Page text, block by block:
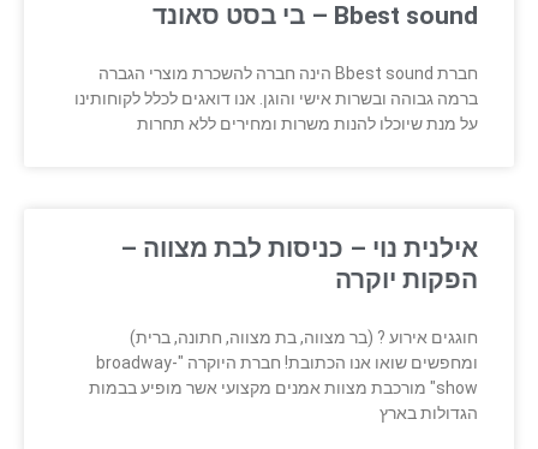
Bbest sound – בי בסט סאונד
חברת Bbest sound הינה חברה להשכרת מוצרי הגברה
ברמה גבוהה ובשרות אישי והוגן. אנו דואגים לכלל לקוחותינו
על מנת שיוכלו להנות משרות ומחירים ללא תחרות
אילנית נוי – כניסות לבת מצווה –
הפקות יוקרה
חוגגים אירוע ? (בר מצווה, בת מצווה, חתונה, ברית)
ומחפשים שואו אנו הכתובת! חברת היוקרה "broadway-
show" מורכבת מצוות אמנים מקצועי אשר מופיע בבמות
הגדולות בארץ